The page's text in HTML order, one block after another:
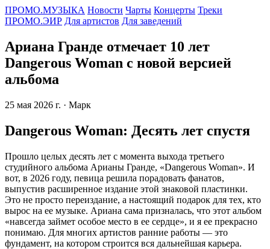
ПРОМО.МУЗЫКА Новости Чарты Концерты Треки
ПРОМО.ЭИР Для артистов Для заведений
Ариана Гранде отмечает 10 лет
Dangerous Woman с новой версией
альбома
25 мая 2026 г. · Марк
Dangerous Woman: Десять лет спустя
Прошло целых десять лет с момента выхода третьего
студийного альбома Арианы Гранде, «Dangerous Woman». И
вот, в 2026 году, певица решила порадовать фанатов,
выпустив расширенное издание этой знаковой пластинки.
Это не просто переиздание, а настоящий подарок для тех, кто
вырос на ее музыке. Ариана сама призналась, что этот альбом
«навсегда займет особое место в ее сердце», и я ее прекрасно
понимаю. Для многих артистов ранние работы — это
фундамент, на котором строится вся дальнейшая карьера.